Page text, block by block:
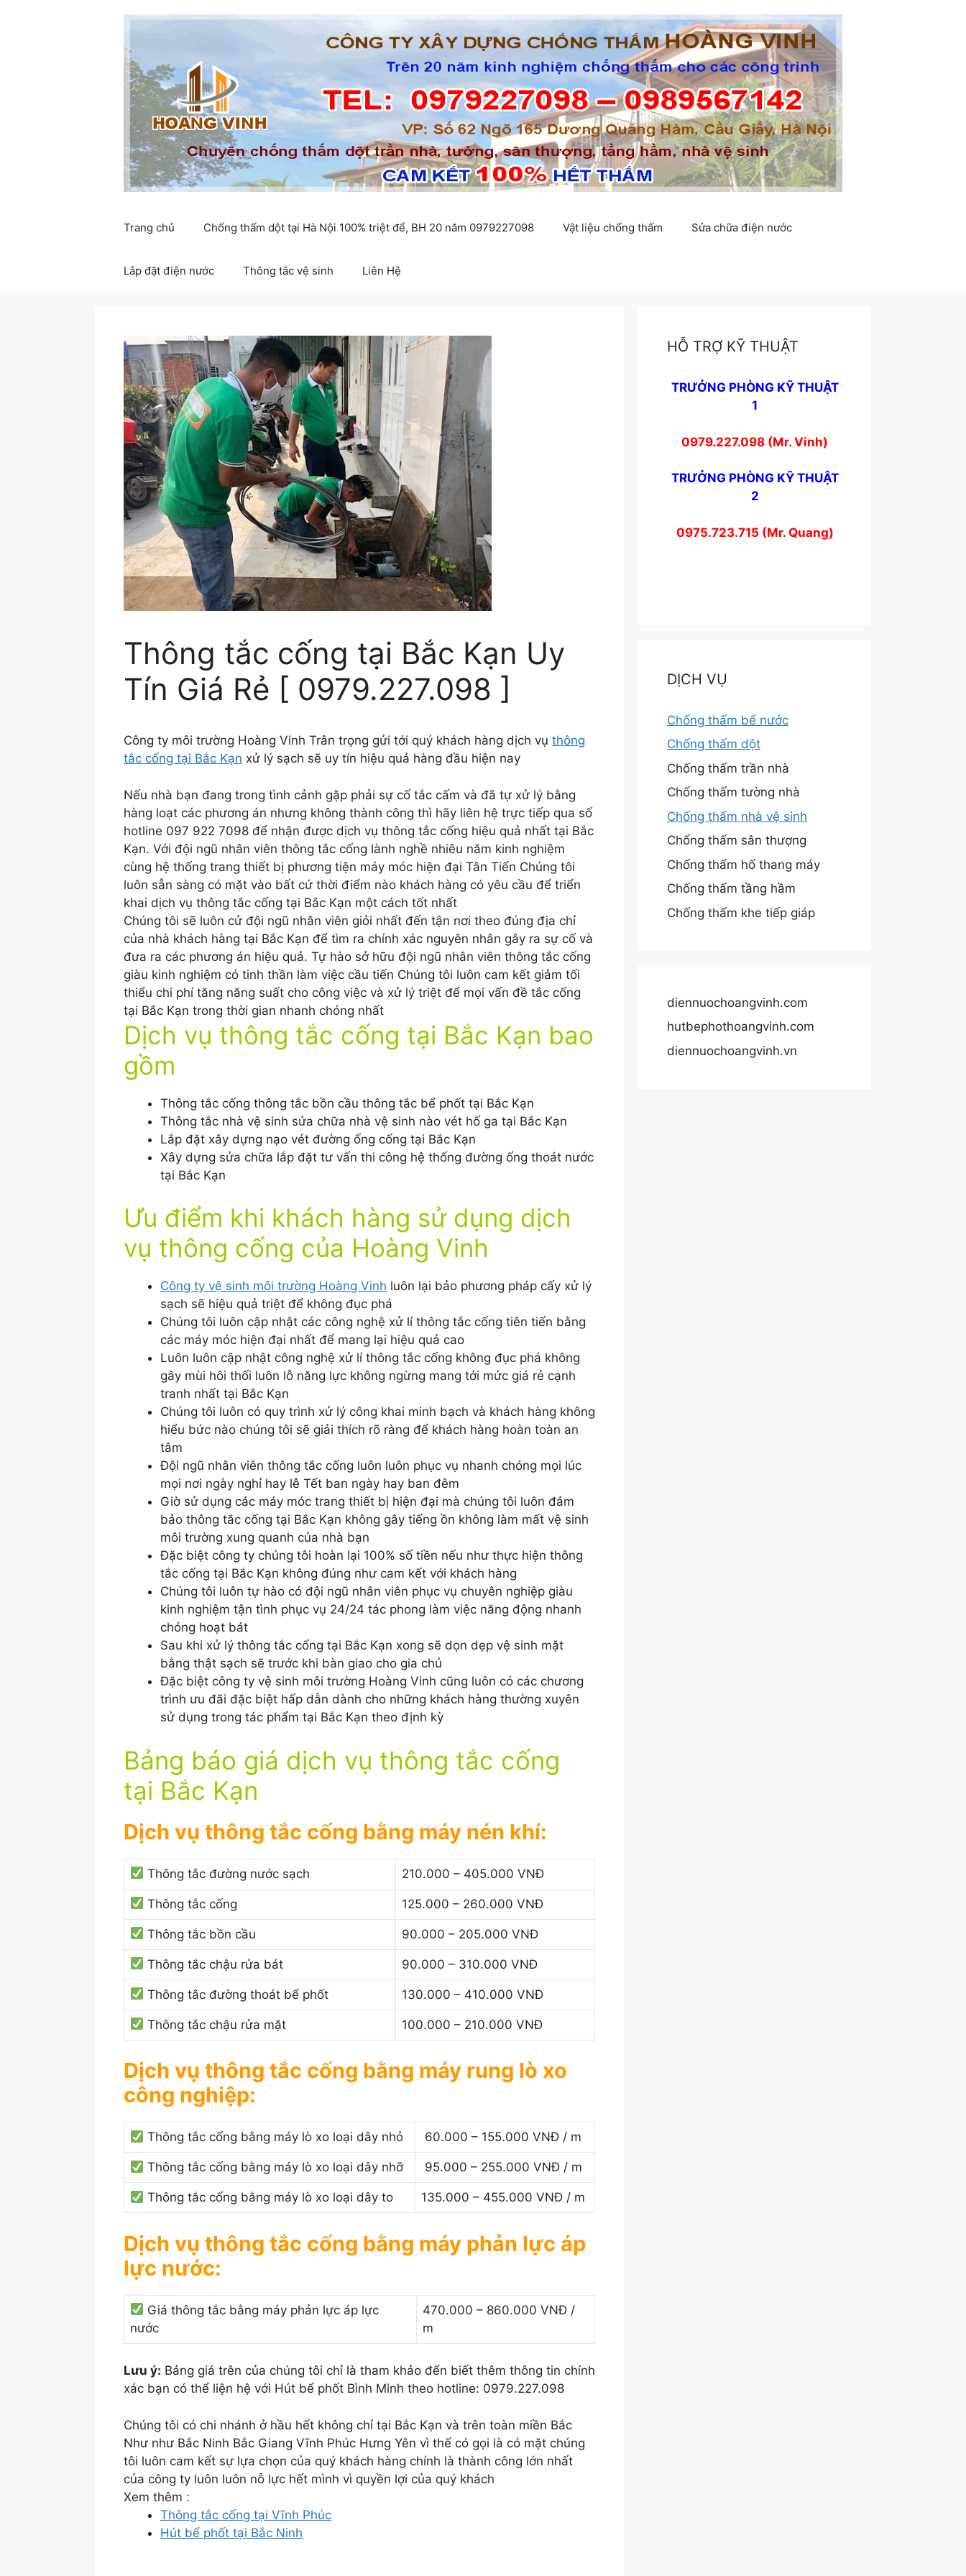
Trang chủ Chống thấm dột tại Hà Nội 100% triệt để, BH 20 năm 0979227098 Vật liệu chống thấm Sửa chữa điện nước
Lắp đặt điện nước Thông tắc vệ sinh Liên Hệ
Thông tắc cống tại Bắc Kạn Uy
Tín Giá Rẻ [ 0979.227.098 ]
Công ty môi trường Hoàng Vinh Trân trọng gửi tới quý khách hàng dịch vụ thông
tắc cống tại Bắc Kạn xử lý sạch sẽ uy tín hiệu quả hàng đầu hiện nay
Nếu nhà bạn đang trong tình cảnh gặp phải sự cố tắc cấm và đã tự xử lý bằng
hàng loạt các phương án nhưng không thành công thì hãy liên hệ trực tiếp qua số
hotline 097 922 7098 để nhận được dịch vụ thông tắc cống hiệu quả nhất tại Bắc
Kạn. Với đội ngũ nhân viên thông tắc cống lành nghề nhiêu năm kinh nghiệm
cùng hệ thống trang thiết bị phương tiện máy móc hiện đại Tân Tiến Chúng tôi
luôn sẵn sàng có mặt vào bất cứ thời điểm nào khách hàng có yêu cầu để triển
khai dịch vụ thông tắc cống tại Bắc Kạn một cách tốt nhất
Chúng tôi sẽ luôn cử đội ngũ nhân viên giỏi nhất đến tận nơi theo đúng địa chỉ
của nhà khách hàng tại Bắc Kạn để tìm ra chính xác nguyên nhân gây ra sự cố và
đưa ra các phương án hiệu quả. Tự hào sở hữu đội ngũ nhân viên thông tắc cống
giàu kinh nghiệm có tinh thần làm việc cầu tiến Chúng tôi luôn cam kết giảm tối
thiểu chi phí tăng năng suất cho công việc và xử lý triệt để mọi vấn đề tắc cống
tại Bắc Kạn trong thời gian nhanh chóng nhất
Dịch vụ thông tắc cống tại Bắc Kạn bao
gồm
Thông tắc cống thông tắc bồn cầu thông tắc bể phốt tại Bắc Kạn
Thông tắc nhà vệ sinh sửa chữa nhà vệ sinh nào vét hố ga tại Bắc Kạn
Lắp đặt xây dựng nạo vét đường ống cống tại Bắc Kạn
Xây dựng sửa chữa lắp đặt tư vấn thi công hệ thống đường ống thoát nước
tại Bắc Kạn
Ưu điểm khi khách hàng sử dụng dịch
vụ thông cống của Hoàng Vinh
Công ty vệ sinh môi trường Hoàng Vinh luôn lại bảo phương pháp cấy xử lý
sạch sẽ hiệu quả triệt để không đục phá
Chúng tôi luôn cập nhật các công nghệ xử lí thông tắc cống tiên tiến bằng
các máy móc hiện đại nhất để mang lại hiệu quả cao
Luôn luôn cập nhật công nghệ xử lí thông tắc cống không đục phá không
gây mùi hôi thối luôn lỗ năng lực không ngừng mang tới mức giá rẻ cạnh
tranh nhất tại Bắc Kạn
Chúng tôi luôn có quy trình xử lý công khai minh bạch và khách hàng không
hiểu bức nào chúng tôi sẽ giải thích rõ ràng để khách hàng hoàn toàn an
tâm
Đội ngũ nhân viên thông tắc cống luôn luôn phục vụ nhanh chóng mọi lúc
mọi nơi ngày nghỉ hay lễ Tết ban ngày hay ban đêm
Giờ sử dụng các máy móc trang thiết bị hiện đại mà chúng tôi luôn đảm
bảo thông tắc cống tại Bắc Kạn không gây tiếng ồn không làm mất vệ sinh
môi trường xung quanh của nhà bạn
Đặc biệt công ty chúng tôi hoàn lại 100% số tiền nếu như thực hiện thông
tắc cống tại Bắc Kạn không đúng như cam kết với khách hàng
Chúng tôi luôn tự hào có đội ngũ nhân viên phục vụ chuyên nghiệp giàu
kinh nghiệm tận tình phục vụ 24/24 tác phong làm việc năng động nhanh
chóng hoạt bát
Sau khi xử lý thông tắc cống tại Bắc Kạn xong sẽ dọn dẹp vệ sinh mặt
bằng thật sạch sẽ trước khi bàn giao cho gia chủ
Đặc biệt công ty vệ sinh môi trường Hoàng Vinh cũng luôn có các chương
trình ưu đãi đặc biệt hấp dẫn dành cho những khách hàng thường xuyên
sử dụng trong tác phẩm tại Bắc Kạn theo định kỳ
Bảng báo giá dịch vụ thông tắc cống
tại Bắc Kạn
Dịch vụ thông tắc cống bằng máy nén khí:
Thông tắc đường nước sạch 210.000 – 405.000 VNĐ
Thông tắc cống 125.000 – 260.000 VNĐ
Thông tắc bồn cầu 90.000 – 205.000 VNĐ
Thông tắc chậu rửa bát 90.000 – 310.000 VNĐ
Thông tắc đường thoát bể phốt 130.000 – 410.000 VNĐ
Thông tắc chậu rửa mặt 100.000 – 210.000 VNĐ
Dịch vụ thông tắc cống bằng máy rung lò xo
công nghiệp:
Thông tắc cống bằng máy lò xo loại dây nhỏ 60.000 – 155.000 VNĐ / m
Thông tắc cống bằng máy lò xo loại dây nhỡ 95.000 – 255.000 VNĐ / m
Thông tắc cống bằng máy lò xo loại dây to 135.000 – 455.000 VNĐ / m
Dịch vụ thông tắc cống bằng máy phản lực áp
lực nước:
Giá thông tắc bằng máy phản lực áp lực
nước
470.000 – 860.000 VNĐ /
m
Lưu ý: Bảng giá trên của chúng tôi chỉ là tham khảo đển biết thêm thông tin chính
xác bạn có thể liện hệ với Hút bể phốt Bình Minh theo hotline: 0979.227.098
Chúng tôi có chi nhánh ở hầu hết không chỉ tại Bắc Kạn và trên toàn miền Bắc
Như như Bắc Ninh Bắc Giang Vĩnh Phúc Hưng Yên vì thế có gọi là có mặt chúng
tôi luôn cam kết sự lựa chọn của quý khách hàng chính là thành công lớn nhất
của công ty luôn luôn nỗ lực hết mình vì quyền lợi của quý khách
Xem thêm :
Thông tắc cống tại Vĩnh Phúc
Hút bể phốt tại Bắc Ninh
HỖ TRỢ KỸ THUẬT
TRƯỞNG PHÒNG KỸ THUẬT
1
0979.227.098 (Mr. Vinh)
TRƯỞNG PHÒNG KỸ THUẬT
2
0975.723.715 (Mr. Quang)
DỊCH VỤ
Chống thấm bể nước
Chống thấm dột
Chống thấm trần nhà
Chống thấm tường nhà
Chống thấm nhà vệ sinh
Chống thấm sân thượng
Chống thấm hố thang máy
Chống thấm tầng hầm
Chống thấm khe tiếp giáp
diennuochoangvinh.com
hutbephothoangvinh.com
diennuochoangvinh.vn